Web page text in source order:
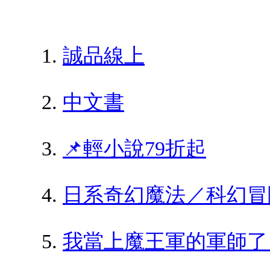
誠品線上
中文書
📌輕小說79折起
日系奇幻魔法／科幻
我當上魔王軍的軍師